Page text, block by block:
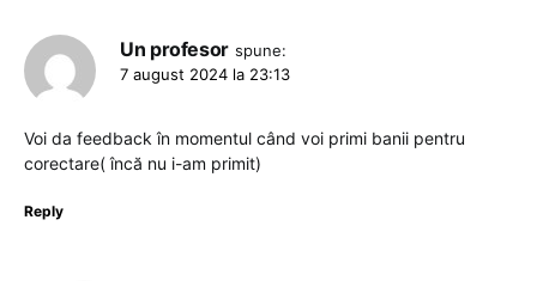
Un profesor spune:
7 august 2024 la 23:13
Voi da feedback în momentul când voi primi banii pentru
corectare( încă nu i-am primit)
Reply